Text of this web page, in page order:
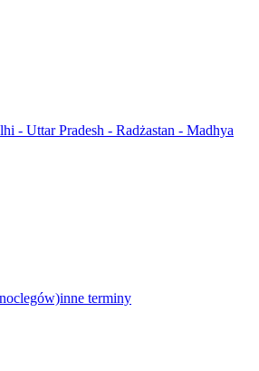
- Uttar Pradesh - Radżastan - Madhya
inne terminy